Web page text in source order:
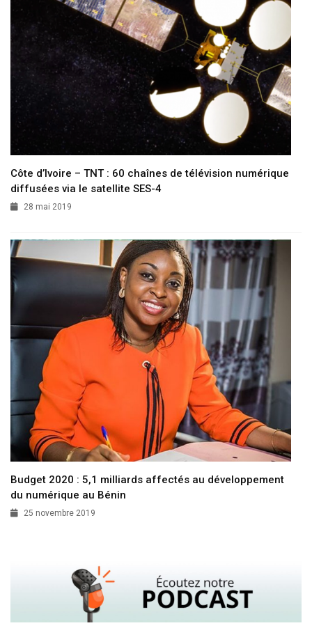
Côte d’Ivoire – TNT : 60 chaînes de télévision numérique
diffusées via le satellite SES-4
28 mai 2019
Budget 2020 : 5,1 milliards affectés au développement
du numérique au Bénin
25 novembre 2019